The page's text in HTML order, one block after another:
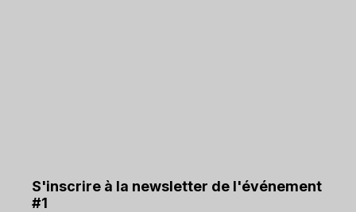
S'inscrire à la newsletter de l'événement
#1